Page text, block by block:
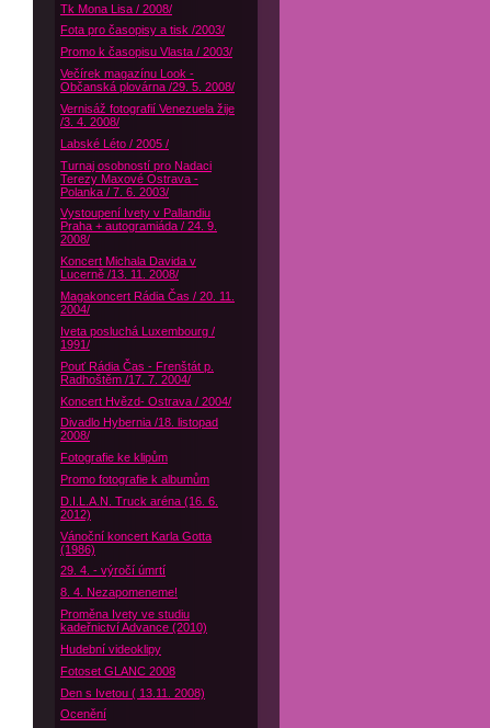
Tk Mona Lisa / 2008/
Fota pro časopisy a tisk /2003/
Promo k časopisu Vlasta / 2003/
Večírek magazínu Look -
Občanská plovárna /29. 5. 2008/
Vernisáž fotografií Venezuela žije
/3. 4. 2008/
Labské Léto / 2005 /
Turnaj osobností pro Nadaci
Terezy Maxové Ostrava -
Polanka / 7. 6. 2003/
Vystoupení Ivety v Pallandiu
Praha + autogramiáda / 24. 9.
2008/
Koncert Michala Davida v
Lucerně /13. 11. 2008/
Magakoncert Rádia Čas / 20. 11.
2004/
Iveta posluchá Luxembourg /
1991/
Pouť Rádia Čas - Frenštát p.
Radhoštěm /17. 7. 2004/
Koncert Hvězd- Ostrava / 2004/
Divadlo Hybernia /18. listopad
2008/
Fotografie ke klipům
Promo fotografie k albumům
D.I.L.A.N. Truck aréna (16. 6.
2012)
Vánoční koncert Karla Gotta
(1986)
29. 4. - výročí úmrtí
8. 4. Nezapomeneme!
Proměna Ivety ve studiu
kadeřnictví Advance (2010)
Hudební videoklipy
Fotoset GLANC 2008
Den s Ivetou ( 13.11. 2008)
Ocenění